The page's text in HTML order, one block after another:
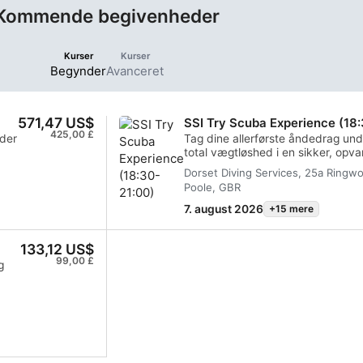
begivenheder
Kurser
Begynder
Kurser
Avanceret
571,47 US$
425,00 £
SSI Try Scuba Experience
Tag dine allerførste åndedrag
total vægtløshed i en sikker,
nogensinde undret dig over,
vejret under overfladen? Stop
find ud af det! SSI Try Scuba-
introduktion uden pres til
absolutte begyndere, familier
Dorset Diving Services, 25a
Poole, GBR
7. august 2026 +15 mere
133,12 US$
99,00 £